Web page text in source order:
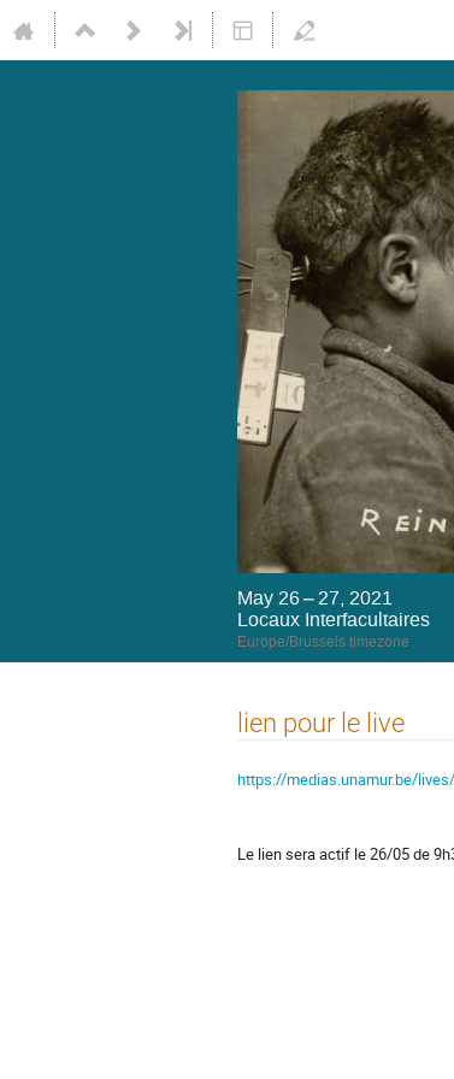
May 26 – 27, 2021
Locaux Interfacultaires
Europe/Brussels timezone
lien pour le live
https://medias.unamur.be/
Le lien sera actif le 26/05 de